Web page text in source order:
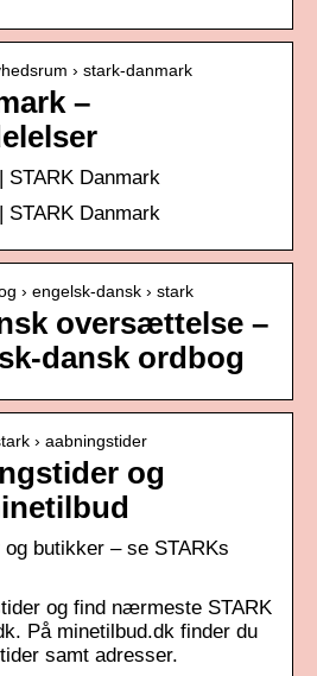
› stark-danmark
–
STARK Danmark
STARK Danmark
› engelsk-dansk › stark
oversættelse –
dansk ordbog
› aabningstider
og
butikker – se STARKs
og find nærmeste STARK
På minetilbud.dk finder du
samt adresser.